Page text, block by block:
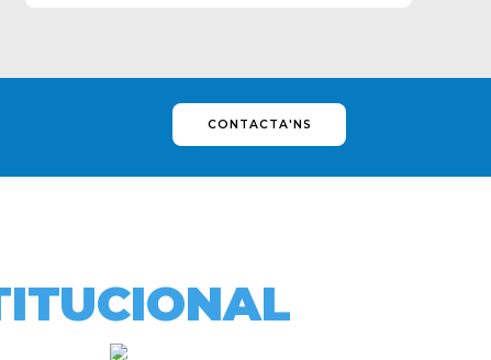
CONTACTA'NS